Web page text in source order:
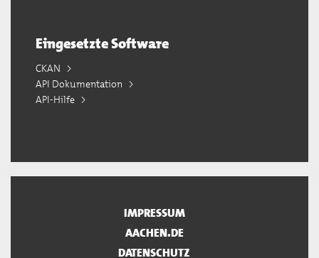
Eingesetzte Software
CKAN
API Dokumentation
API-Hilfe
IMPRESSUM
AACHEN.DE
DATENSCHUTZ